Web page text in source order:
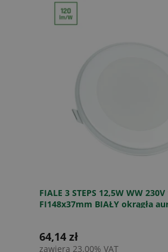
FIALE 3 STEPS 12,5W WW
FI148x37mm BIAŁY okrągła
64,14 zł
zawiera 23.00% VAT